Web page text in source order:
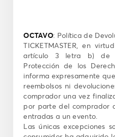
OCTAVO: Política de
TICKETMASTER, en
artículo 3 letra b) de
Protección de los
informa expresamente
reembolsos ni
comprador una vez
por parte del comprador
entradas a un evento.
Las únicas excepciones